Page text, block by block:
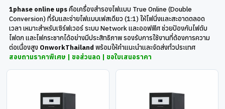
1phase online upsคือเครื่องสำรองไฟแบบ True Online (Double
Conversion) ที่รับและจ่ายไฟแบบเฟสเดียว (1:1) ให้ไฟนิ่งและสะอาดตลอด
เวลา เหมาะสำหรับเซิร์ฟเวอร์ ระบบ Network และออฟฟิศ ช่วยป้องกันไฟดับ
ไฟตก และไฟกระชากได้อย่างมีประสิทธิภาพ รองรับการใช้งานที่ต้องการความ
ต่อเนื่องสูง OnworkThailand พร้อมให้คำแนะนำและจัดส่งทั่วประเทศ
สอบถามราคาพิเศษ | ขอส่วนลด | ขอใบเสนอราคา